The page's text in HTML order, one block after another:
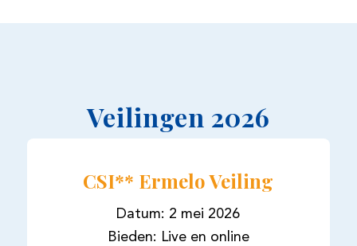
Veilingen 2026
CSI** Ermelo Veiling
Datum: 2 mei 2026
Bieden: Live en online